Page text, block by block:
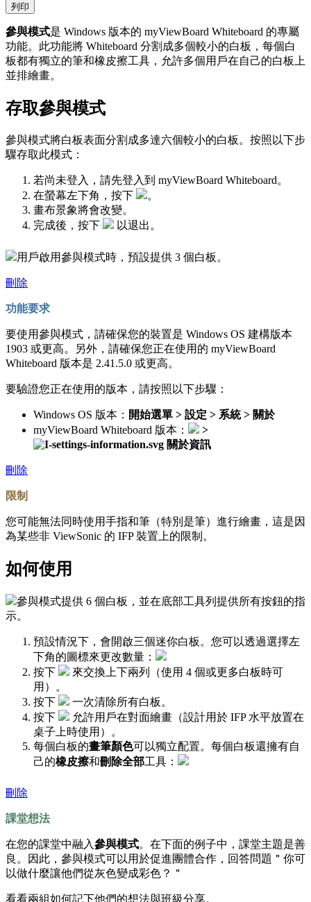
列印
參與模式是 Windows 版本的 myViewBoard Whiteboard 的專屬
功能。此功能將 Whiteboard 分割成多個較小的白板，每個白
板都有獨立的筆和橡皮擦工具，允許多個用戶在自己的白板上
並排繪畫。
存取參與模式
參與模式將白板表面分割成多達六個較小的白板。按照以下步
驟存取此模式：
若尚未登入，請先登入到 myViewBoard Whiteboard。
在螢幕左下角，按下
。
畫布景象將會改變。
完成後，按下
以退出。
用戶啟用參與模式時，預設提供 3 個白板。
刪除
功能要求
要使用參與模式，請確保您的裝置是 Windows OS 建構版本
1903 或更高。另外，請確保您正在使用的 myViewBoard
Whiteboard 版本是 2.41.5.0 或更高。
要驗證您正在使用的版本，請按照以下步驟：
Windows OS 版本： 開始選單 > 設定 > 系統 > 關於
myViewBoard Whiteboard 版本：
>
關於資訊
刪除
限制
您可能無法同時使用手指和筆（特別是筆）進行繪畫，這是因
為某些非 ViewSonic 的 IFP 裝置上的限制。
如何使用
參與模式提供 6 個白板，並在底部工具列提供所有按鈕的指
示。
預設情況下，會開啟三個迷你白板。您可以透過選擇左
下角的圖標來更改數量：
按下
來交換上下兩列（使用 4 個或更多白板時可
用）。
按下
一次清除所有白板。
按下
允許用戶在對面繪畫（設計用於 IFP 水平放置在
桌子上時使用）。
每個白板的畫筆顏色可以獨立配置。每個白板還擁有自
己的橡皮擦和刪除全部工具：
刪除
課堂想法
在您的課堂中融入參與模式。在下面的例子中，課堂主題是善
良。因此，參與模式可以用於促進團體合作，回答問題＂你可
以做什麼讓他們從灰色變成彩色？＂
看看兩組如何記下他們的想法與班級分享。